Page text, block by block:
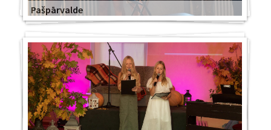
Pašpārvalde